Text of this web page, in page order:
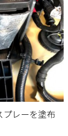
レーを塗布